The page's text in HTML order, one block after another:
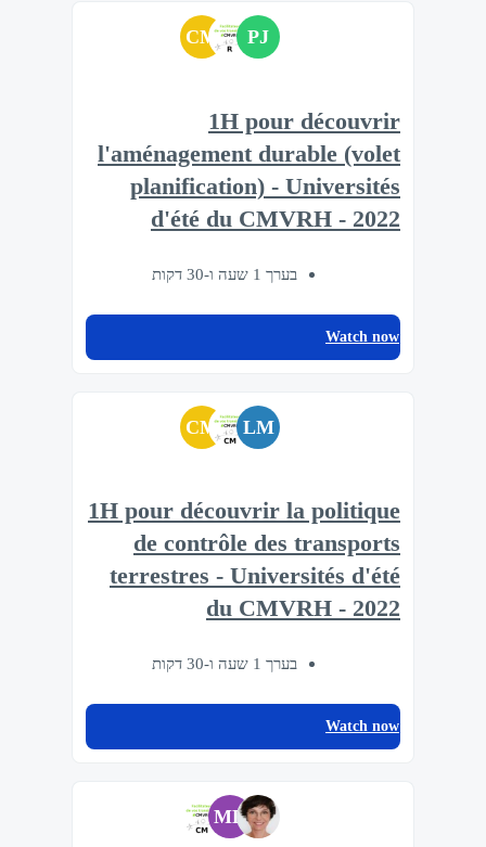
PJ
CM
1H pour découvrir
l'aménagement durable (volet
planification) - Universités
d'été du CMVRH - 2022
בערך 1 שעה ו-30 דקות
Watch now
LM
CM
1H pour découvrir la politique
de contrôle des transports
terrestres - Universités d'été
du CMVRH - 2022
בערך 1 שעה ו-30 דקות
Watch now
MD